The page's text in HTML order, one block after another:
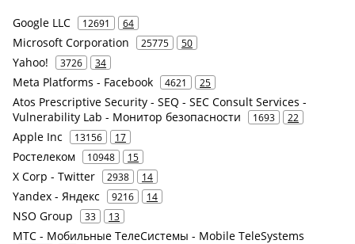
Google LLC 12691 64
Microsoft Corporation 25775 50
Yahoo! 3726 34
Meta Platforms - Facebook 4621 25
Atos Prescriptive Security - SEQ - SEC Consult Services -
Vulnerability Lab - Монитор безопасности
1693 22
Apple Inc 13156 17
Ростелеком 10948 15
X Corp - Twitter 2938 14
Yandex - Яндекс 9216 14
NSO Group 33 13
МТС - Мобильные ТелеСистемы - Mobile TeleSystems